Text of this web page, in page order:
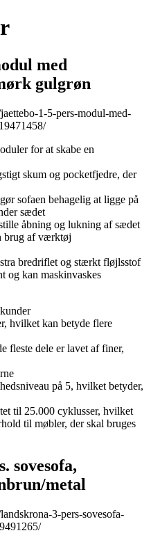
med
gulgrøn
1-5-pers-modul-med-
for at skabe en
skum og pocketfjedre, der
sofaen behagelig at ligge på
sædet
åbning og lukning af sædet
brug af værktøj
bredriflet og stærkt fløjlsstof
og kan maskinvaskes
hvilket kan betyde flere
fleste dele er lavet af finer,
på 5, hvilket betyder,
til 25.000 cyklusser, hvilket
til møbler, der skal bruges
sovesofa,
metal
3-pers-sovesofa-